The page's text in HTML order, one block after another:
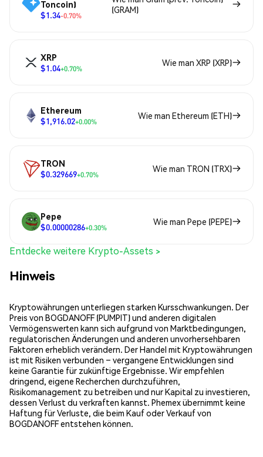
Toncoin)
$1.34-0.70%
(GRAM)
XRP
$1.04+0.70%
Wie man XRP (XRP)
Ethereum
$1,916.02+0.00%
Wie man Ethereum (ETH)
TRON
$0.329669+0.70%
Wie man TRON (TRX)
Pepe
$0.00000286+0.30%
Wie man Pepe (PEPE)
Entdecke weitere Krypto-Assets >
Hinweis
Kryptowährungen unterliegen starken Kursschwankungen. Der
Preis von BOGDANOFF (PUMPIT) und anderen digitalen
Vermögenswerten kann sich aufgrund von Marktbedingungen,
regulatorischen Änderungen und anderen unvorhersehbaren
Faktoren erheblich verändern. Der Handel mit Kryptowährungen
ist mit Risiken verbunden – vergangene Entwicklungen sind
keine Garantie für zukünftige Ergebnisse. Wir empfehlen
dringend, eigene Recherchen durchzuführen,
Risikomanagement zu betreiben und nur Kapital zu investieren,
dessen Verlust du verkraften kannst. Phemex übernimmt keine
Haftung für Verluste, die beim Kauf oder Verkauf von
BOGDANOFF entstehen können.